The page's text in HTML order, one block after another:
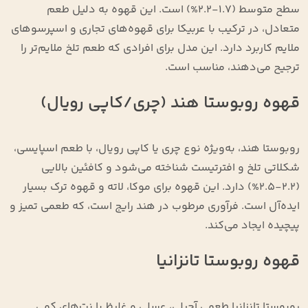
سطح متوسط (۱.۷-۲.۲%) است. این قهوه به دلیل طعم
متعادل، در ترکیب با عربیکا برای قهوه‌های تجاری و اسپرسوهای
ملایم کاربرد دارد. این مدل برای افرادی که طعم تلخ ملایم‌تر را
ترجیح می‌دهند، مناسب است.
قهوه روبوستا هند (چری/کاپی رویال)
روبوستا هند، به‌ویژه نوع چری یا کاپی رویال، با طعم اسپایسی،
شکلاتی تلخ و افترتیست شناخته می‌شود و کافئین بالایی
(۲.۲-۲.۵%) دارد. این قهوه برای موکا، لاته و قهوه ترک بسیار
ایده‌آل است. فرآوری مرطوب در هند رایج است، که طعمی تمیز و
پیچیده ایجاد می‌کند.
قهوه روبوستا تانزانیا